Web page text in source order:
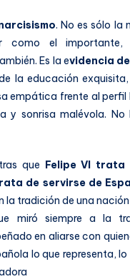
. No es sólo la
como el importante,
Es la evidencia
la educación
empática frente al perfil
y sonrisa malévola. No
que Felipe VI trata
de servirse de
la tradición de una
miró siempre a la
en aliarse con
lo que representa,